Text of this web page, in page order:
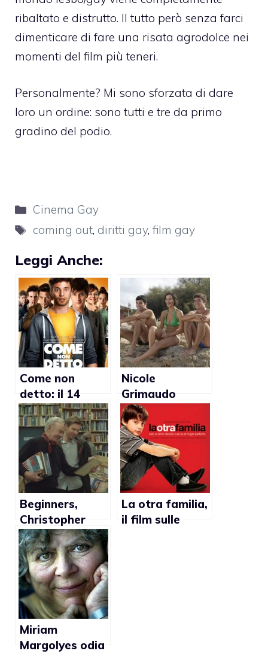
ribaltato e distrutto. Il tutto però senza farci
dimenticare di fare una risata agrodolce nei
momenti del film più teneri.
Personalmente? Mi sono sforzata di dare
loro un ordine: sono tutti e tre da primo
gradino del podio.
Categorie
Cinema Gay
Tag
coming out, diritti gay,film gay
Leggi Anche:
Come non
detto: il 14
settembre esce
la commedia
gay di
Silvestrini
Nicole
Grimaudo
favorevole alle
adozioni gay
Beginners,
Christopher
Plummer: “Il
coming out del
mio
personaggio
l’ha liberato”
La otra familia,
il film sulle
Miriam
Margolyes odia